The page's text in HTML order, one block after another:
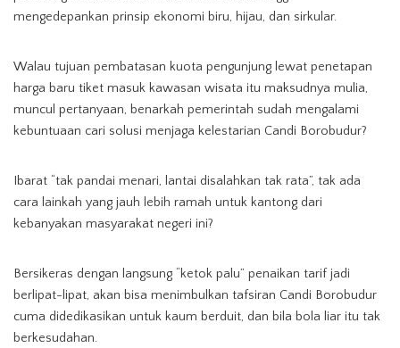
mengedepankan prinsip ekonomi biru, hijau, dan sirkular.
Walau tujuan pembatasan kuota pengunjung lewat penetapan
harga baru tiket masuk kawasan wisata itu maksudnya mulia,
muncul pertanyaan, benarkah pemerintah sudah mengalami
kebuntuaan cari solusi menjaga kelestarian Candi Borobudur?
Ibarat “tak pandai menari, lantai disalahkan tak rata”, tak ada
cara lainkah yang jauh lebih ramah untuk kantong dari
kebanyakan masyarakat negeri ini?
Bersikeras dengan langsung “ketok palu” penaikan tarif jadi
berlipat-lipat, akan bisa menimbulkan tafsiran Candi Borobudur
cuma didedikasikan untuk kaum berduit, dan bila bola liar itu tak
berkesudahan.